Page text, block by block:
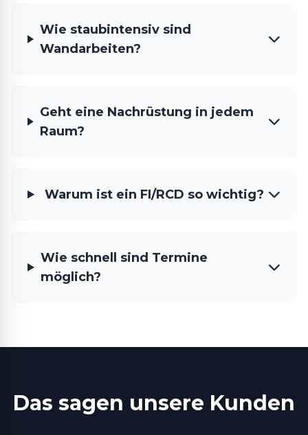
Wie staubintensiv sind
Wandarbeiten?
Geht eine Nachrüstung in jedem
Raum?
Warum ist ein FI/RCD so wichtig?
Wie schnell sind Termine
möglich?
Das sagen unsere Kunden